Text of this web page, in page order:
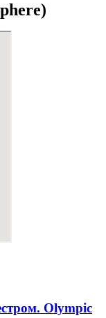
Olympic